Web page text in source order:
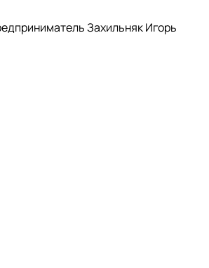
Захильняк Игорь